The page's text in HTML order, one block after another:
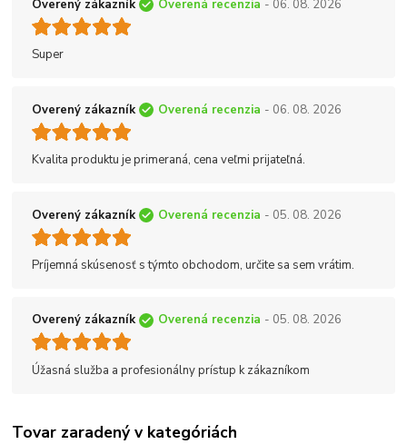
Overený zákazník Overená recenzia - 06. 08. 2026
Super
Overený zákazník Overená recenzia - 06. 08. 2026
Kvalita produktu je primeraná, cena veľmi prijateľná.
Overený zákazník Overená recenzia - 05. 08. 2026
Príjemná skúsenosť s týmto obchodom, určite sa sem vrátim.
Overený zákazník Overená recenzia - 05. 08. 2026
Úžasná služba a profesionálny prístup k zákazníkom
Tovar zaradený v kategóriách